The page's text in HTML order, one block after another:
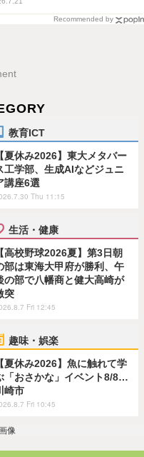
Recommended by
教育ICT
【夏休み2026】東大メタバー
工学部、生成AIなどジュニ
講座6選
Thu 11:15
生活・健康
【高校野球2026夏】第3日朝
部は東海大甲府が勝利、午
の部で八幡商と健大高崎が
突
Fri 12:45
趣味・娯楽
【夏休み2026】魚に触れて学
「おさかな」イベント8/8…
崎市
Fri 10:45
像